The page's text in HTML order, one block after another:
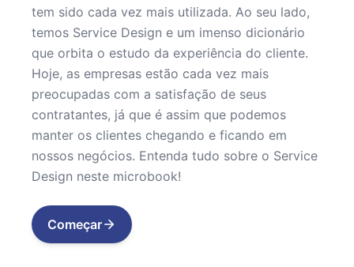
tem sido cada vez mais utilizada. Ao seu lado,
temos Service Design e um imenso dicionário
que orbita o estudo da experiência do cliente.
Hoje, as empresas estão cada vez mais
preocupadas com a satisfação de seus
contratantes, já que é assim que podemos
manter os clientes chegando e ficando em
nossos negócios. Entenda tudo sobre o Service
Design neste microbook!
Começar